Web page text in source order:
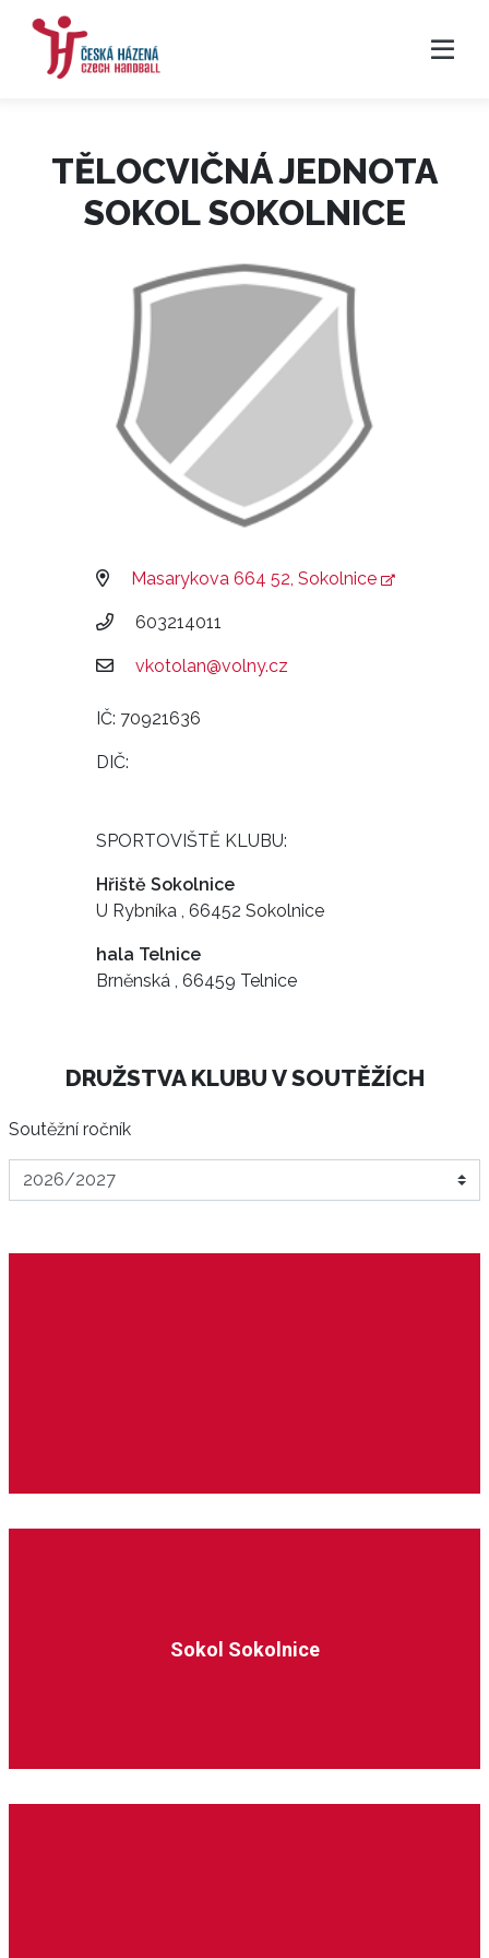
TĚLOCVIČNÁ JEDNOTA
SOKOL SOKOLNICE
Masarykova 664 52, Sokolnice
603214011
vkotolan@volny.cz
IČ: 70921636
DIČ:
SPORTOVIŠTĚ KLUBU:
Hřiště Sokolnice
U Rybníka , 66452 Sokolnice
hala Telnice
Brněnská , 66459 Telnice
DRUŽSTVA KLUBU V SOUTĚŽÍCH
Soutěžní ročník
Sokol Sokolnice